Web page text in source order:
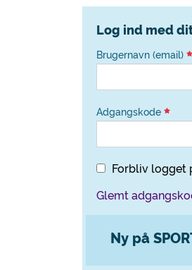
Log ind med
Brugernavn (email)
Adgangskode
Forbliv logget
Glemt
Ny på